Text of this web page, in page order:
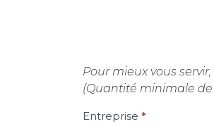
Pour mieux vous
(Quantité minimale
Entreprise *
Si vous